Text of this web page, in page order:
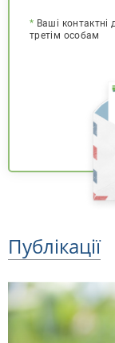
* Ваші контактні
третім особам
Публікації